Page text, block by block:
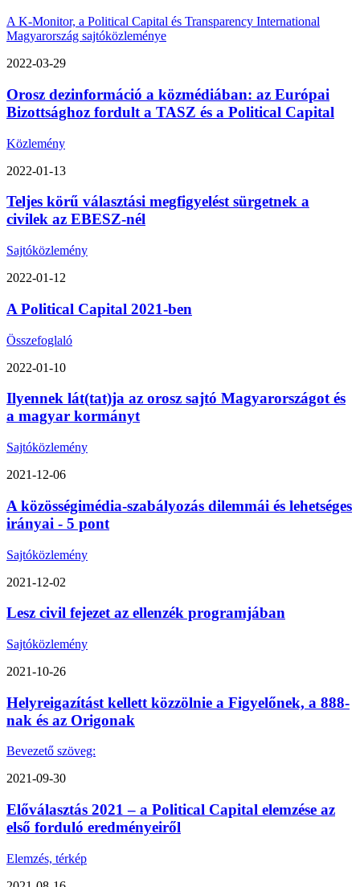
A K-Monitor, a Political Capital és Transparency International
Magyarország sajtóközleménye
2022-03-29
Orosz dezinformáció a közmédiában: az Európai
Bizottsághoz fordult a TASZ és a Political Capital
Közlemény
2022-01-13
Teljes körű választási megfigyelést sürgetnek a
civilek az EBESZ-nél
Sajtóközlemény
2022-01-12
A Political Capital 2021-ben
Összefoglaló
2022-01-10
Ilyennek lát(tat)ja az orosz sajtó Magyarországot és
a magyar kormányt
Sajtóközlemény
2021-12-06
A közösségimédia-szabályozás dilemmái és lehetséges
irányai - 5 pont
Sajtóközlemény
2021-12-02
Lesz civil fejezet az ellenzék programjában
Sajtóközlemény
2021-10-26
Helyreigazítást kellett közzölnie a Figyelőnek, a 888-
nak és az Origonak
Bevezető szöveg:
2021-09-30
Előválasztás 2021 – a Political Capital elemzése az
első forduló eredményeiről
Elemzés, térkép